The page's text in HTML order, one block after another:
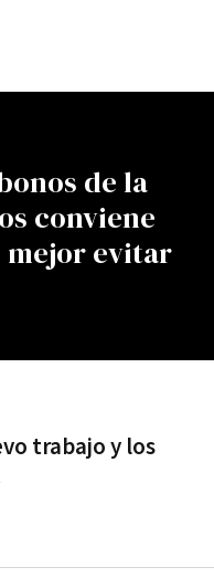
de la
conviene
mejor evitar
trabajo y los